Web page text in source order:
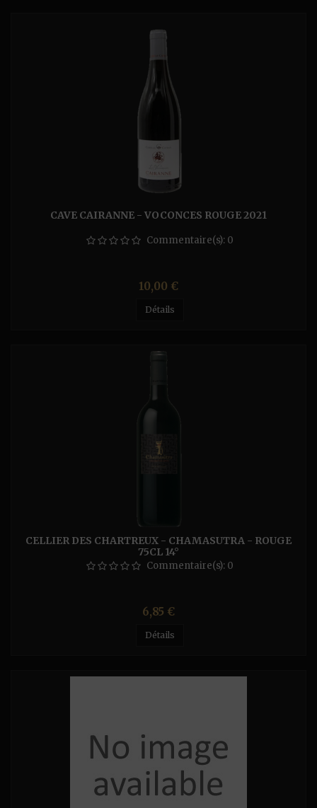
CAVE CAIRANNE - VOCONCES ROUGE 2021
Commentaire(s): 0
Prix
10,00 €
Détails
CELLIER DES CHARTREUX - CHAMASUTRA - ROUGE
75CL 14°
Commentaire(s): 0
Prix
6,85 €
Détails